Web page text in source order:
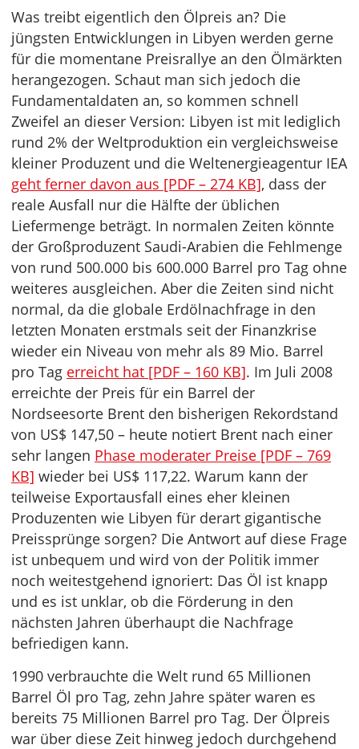
Was treibt eigentlich den Ölpreis an? Die
jüngsten Entwicklungen in Libyen werden gerne
für die momentane Preisrallye an den Ölmärkten
herangezogen. Schaut man sich jedoch die
Fundamentaldaten an, so kommen schnell
Zweifel an dieser Version: Libyen ist mit lediglich
rund 2% der Weltproduktion ein vergleichsweise
kleiner Produzent und die Weltenergieagentur IEA
geht ferner davon aus [PDF – 274 KB], dass der
reale Ausfall nur die Hälfte der üblichen
Liefermenge beträgt. In normalen Zeiten könnte
der Großproduzent Saudi-Arabien die Fehlmenge
von rund 500.000 bis 600.000 Barrel pro Tag ohne
weiteres ausgleichen. Aber die Zeiten sind nicht
normal, da die globale Erdölnachfrage in den
letzten Monaten erstmals seit der Finanzkrise
wieder ein Niveau von mehr als 89 Mio. Barrel
pro Tag erreicht hat [PDF – 160 KB]. Im Juli 2008
erreichte der Preis für ein Barrel der
Nordseesorte Brent den bisherigen Rekordstand
von US$ 147,50 – heute notiert Brent nach einer
sehr langen Phase moderater Preise [PDF – 769
KB] wieder bei US$ 117,22. Warum kann der
teilweise Exportausfall eines eher kleinen
Produzenten wie Libyen für derart gigantische
Preissprünge sorgen? Die Antwort auf diese Frage
ist unbequem und wird von der Politik immer
noch weitestgehend ignoriert: Das Öl ist knapp
und es ist unklar, ob die Förderung in den
nächsten Jahren überhaupt die Nachfrage
befriedigen kann.
1990 verbrauchte die Welt rund 65 Millionen
Barrel Öl pro Tag, zehn Jahre später waren es
bereits 75 Millionen Barrel pro Tag. Der Ölpreis
war über diese Zeit hinweg jedoch durchgehend